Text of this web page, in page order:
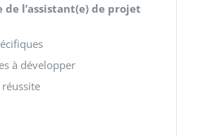
l’assistant(e) de projet
à développer